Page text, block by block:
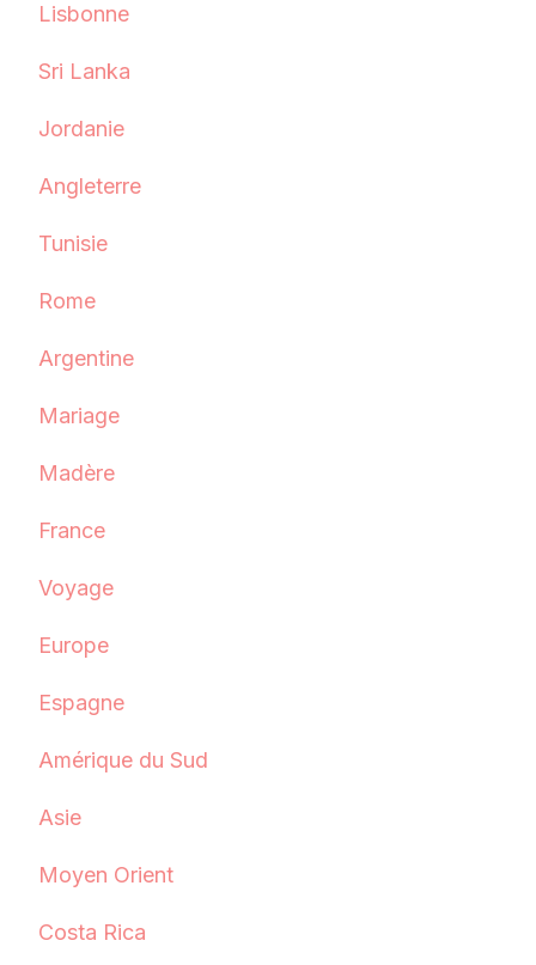
Lisbonne
Sri Lanka
Jordanie
Angleterre
Tunisie
Rome
Argentine
Mariage
Madère
France
Voyage
Europe
Espagne
Amérique du Sud
Asie
Moyen Orient
Costa Rica